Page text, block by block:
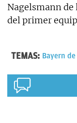
Nagelsmann
del primer
TEMAS: Bayern